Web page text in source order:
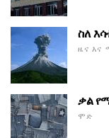
ስለ
ዜና እና
ቃል
ሞድ